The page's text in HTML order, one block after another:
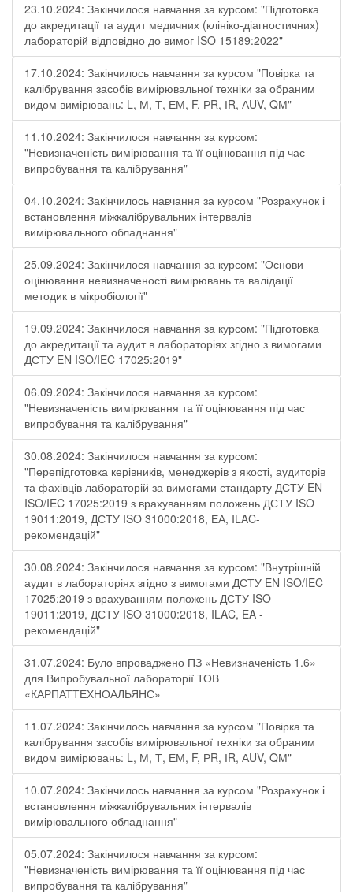
23.10.2024: Закінчилося навчання за курсом: "Підготовка
до акредитації та аудит медичних (клініко-діагностичних)
лабораторій відповідно до вимог ISO 15189:2022"
17.10.2024: Закінчилось навчання за курсом "Повірка та
калібрування засобів вимірювальної техніки за обраним
видом вимірювань: L, М, Т, ЕМ, F, РR, ІR, АUV, QМ"
11.10.2024: Закінчилося навчання за курсом:
"Невизначеність вимірювання та її оцінювання під час
випробування та калібрування"
04.10.2024: Закінчилось навчання за курсом "Розрахунок і
встановлення міжкалібрувальних інтервалів
вимірювального обладнання"
25.09.2024: Закінчилося навчання за курсом: "Основи
оцінювання невизначеності вимірювань та валідації
методик в мікробіології"
19.09.2024: Закінчилося навчання за курсом: "Підготовка
до акредитації та аудит в лабораторіях згідно з вимогами
ДСТУ EN ISO/IEC 17025:2019"
06.09.2024: Закінчилося навчання за курсом:
"Невизначеність вимірювання та її оцінювання під час
випробування та калібрування"
30.08.2024: Закінчилося навчання за курсом:
"Перепідготовка керівників, менеджерів з якості, аудиторів
та фахівців лабораторій за вимогами стандарту ДСТУ EN
ISO/IEC 17025:2019 з врахуванням положень ДСТУ ISO
19011:2019, ДСТУ ISO 31000:2018, ЕА, ILAC-
рекомендацій"
30.08.2024: Закінчилося навчання за курсом: "Внутрішній
аудит в лабораторіях згідно з вимогами ДСТУ EN ISO/IEC
17025:2019 з врахуванням положень ДСТУ ISO
19011:2019, ДСТУ ISO 31000:2018, ILAC, EA -
рекомендацій"
31.07.2024: Було впроваджено ПЗ «Невизначеність 1.6»
для Випробувальної лабораторії ТОВ
«КАРПАТТЕХНОАЛЬЯНС»
11.07.2024: Закінчилось навчання за курсом "Повірка та
калібрування засобів вимірювальної техніки за обраним
видом вимірювань: L, М, Т, ЕМ, F, РR, ІR, АUV, QМ"
10.07.2024: Закінчилось навчання за курсом "Розрахунок і
встановлення міжкалібрувальних інтервалів
вимірювального обладнання"
05.07.2024: Закінчилося навчання за курсом:
"Невизначеність вимірювання та її оцінювання під час
випробування та калібрування"